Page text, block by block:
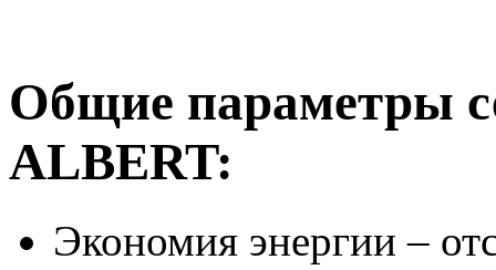
Общие параметры
ALBERT:
Экономия энергии –